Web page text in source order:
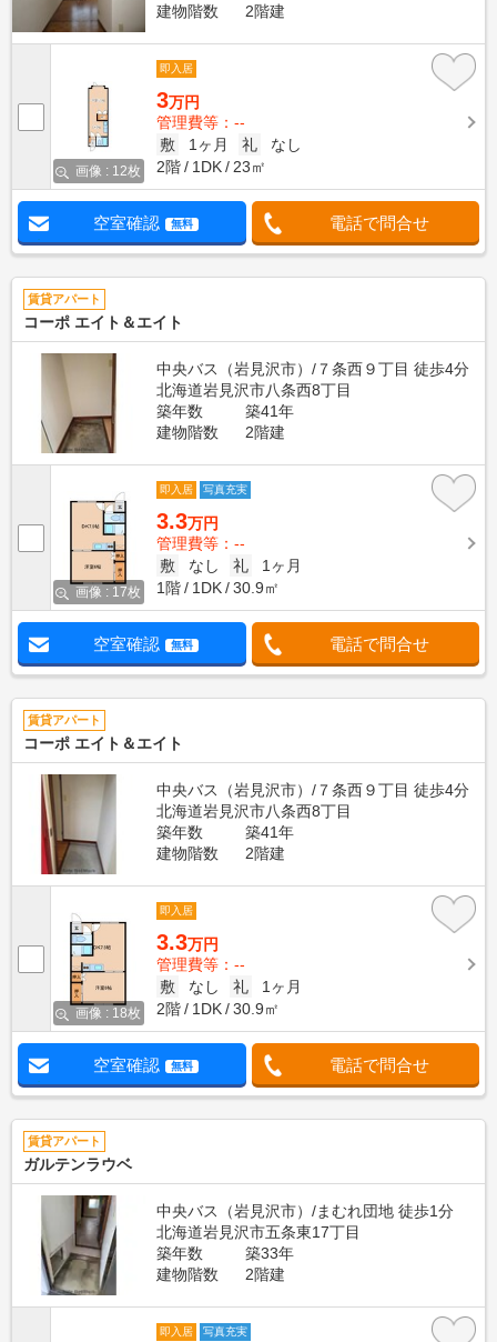
建物階数
2階建
画像 : 12枚
即入居
3万円
管理費等：--
敷
1ヶ月 礼
なし
2階
1DK 23㎡
空室確認 無料 電話で問合せ
賃貸アパート
コーポ エイト＆エイト
中央バス（岩見沢市）/７条西９丁目 徒歩4分
北海道岩見沢市八条西8丁目
築年数
築41年
建物階数
2階建
画像 : 17枚
即入居 写真充実
3.3万円
管理費等：--
敷
なし 礼
1ヶ月
1階
1DK 30.9㎡
空室確認 無料 電話で問合せ
賃貸アパート
コーポ エイト＆エイト
中央バス（岩見沢市）/７条西９丁目 徒歩4分
北海道岩見沢市八条西8丁目
築年数
築41年
建物階数
2階建
画像 : 18枚
即入居
3.3万円
管理費等：--
敷
なし 礼
1ヶ月
2階
1DK 30.9㎡
空室確認 無料 電話で問合せ
賃貸アパート
ガルテンラウベ
中央バス（岩見沢市）/まむれ団地 徒歩1分
北海道岩見沢市五条東17丁目
築年数
築33年
建物階数
2階建
即入居 写真充実